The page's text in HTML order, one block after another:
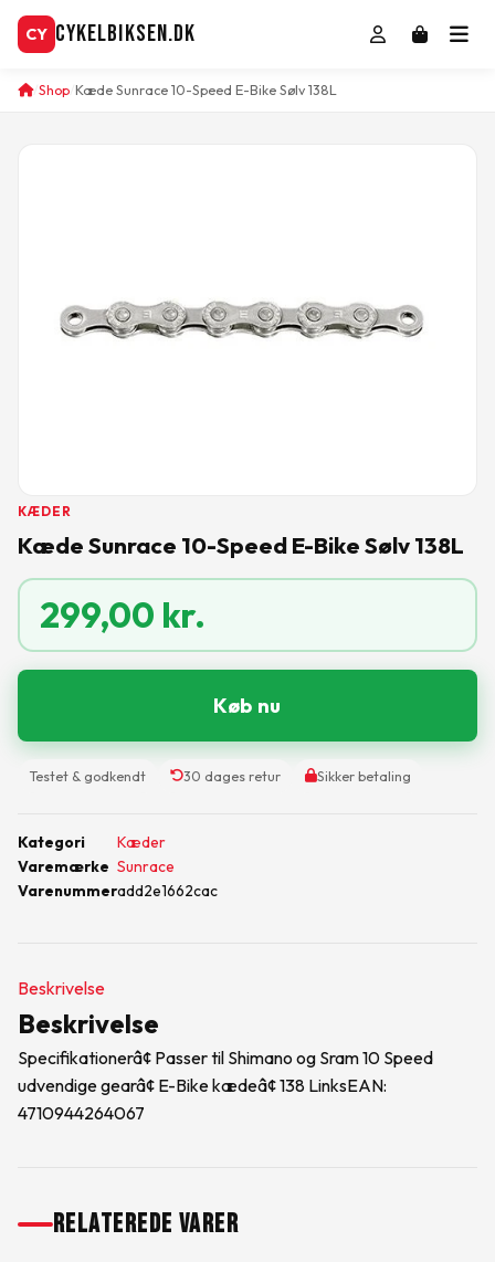
CY CykelBiksen.dk
Shop Kæde Sunrace 10-Speed E-Bike Sølv 138L
KÆDER
Kæde Sunrace 10-Speed E-Bike Sølv 138L
299,00 kr.
Køb nu
Testet & godkendt 30 dages retur Sikker betaling
Kategori
Kæder
Varemærke Sunrace
Varenummeradd2e1662cac
Beskrivelse
Beskrivelse
Specifikationerâ¢ Passer til Shimano og Sram 10 Speed
udvendige gearâ¢ E-Bike kædeâ¢ 138 LinksEAN:
4710944264067
RELATEREDE VARER